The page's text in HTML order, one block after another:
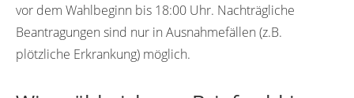
vor dem Wahlbeginn bis 18:00 Uhr. Nachträgliche
Beantragungen sind nur in Ausnahmefällen (z.B.
plötzliche Erkrankung) möglich.